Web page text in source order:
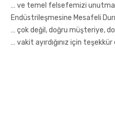
… ve temel felsefemizi
Endüstrileşmesine Mesafeli
… çok değil, doğru müşteriye,
… vakit ayırdığınız için teşekkür